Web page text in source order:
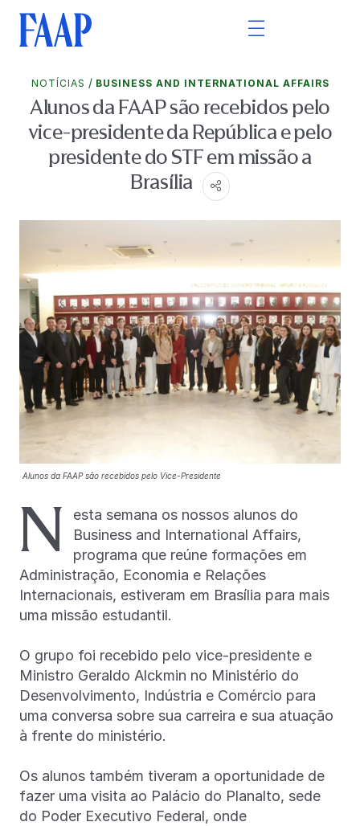
NOTÍCIAS / BUSINESS AND INTERNATIONAL AFFAIRS
Alunos da FAAP são recebidos pelo
vice-presidente da República e pelo
presidente do STF em missão a
Brasília
Alunos da FAAP são recebidos pelo Vice-Presidente
N
esta semana os nossos alunos do
Business and International Affairs,
programa que reúne formações em
Administração, Economia e Relações
Internacionais, estiveram em Brasília para mais
uma missão estudantil.
O grupo foi recebido pelo vice-presidente e
Ministro Geraldo Alckmin no Ministério do
Desenvolvimento, Indústria e Comércio para
uma conversa sobre sua carreira e sua atuação
à frente do ministério.
Os alunos também tiveram a oportunidade de
fazer uma visita ao Palácio do Planalto, sede
do Poder Executivo Federal, onde